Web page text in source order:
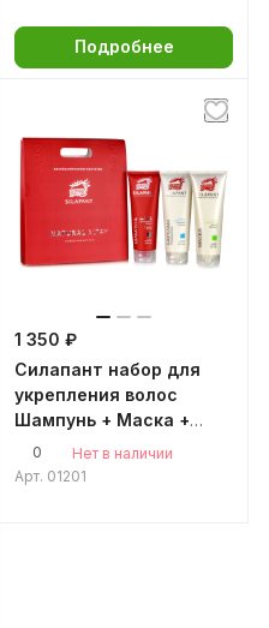
Подробнее
1 350 ₽
Силапант набор для
укрепления волос
Шампунь + Маска +
Бальзам / Алтайская
пантовая косметика
0
Нет в наличии
Арт. 01201